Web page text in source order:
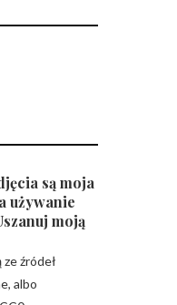
są moja
używanie
moją
źródeł
albo